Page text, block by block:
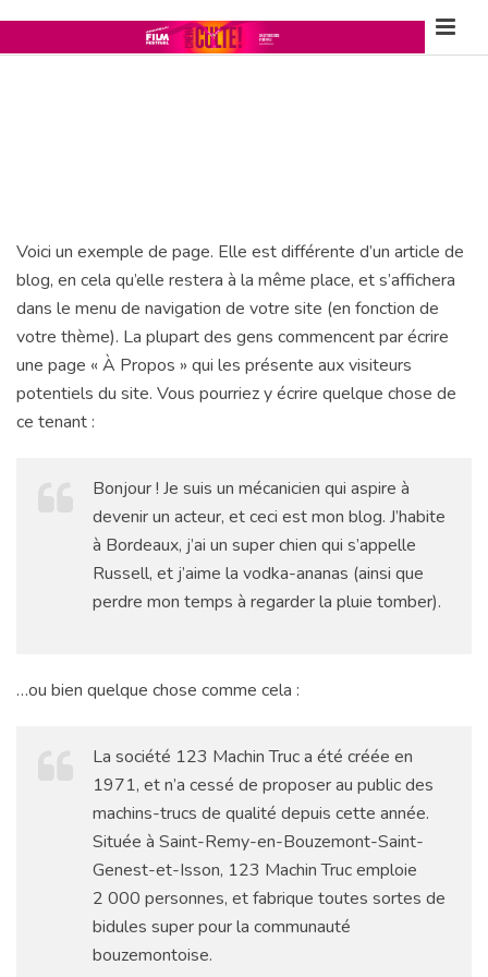
Voici un exemple de page. Elle est différente d’un article de
blog, en cela qu’elle restera à la même place, et s’affichera
dans le menu de navigation de votre site (en fonction de
votre thème). La plupart des gens commencent par écrire
une page « À Propos » qui les présente aux visiteurs
potentiels du site. Vous pourriez y écrire quelque chose de
ce tenant :
Bonjour ! Je suis un mécanicien qui aspire à
devenir un acteur, et ceci est mon blog. J’habite
à Bordeaux, j’ai un super chien qui s’appelle
Russell, et j’aime la vodka-ananas (ainsi que
perdre mon temps à regarder la pluie tomber).
…ou bien quelque chose comme cela :
La société 123 Machin Truc a été créée en
1971, et n’a cessé de proposer au public des
machins-trucs de qualité depuis cette année.
Située à Saint-Remy-en-Bouzemont-Saint-
Genest-et-Isson, 123 Machin Truc emploie
2 000 personnes, et fabrique toutes sortes de
bidules super pour la communauté
bouzemontoise.